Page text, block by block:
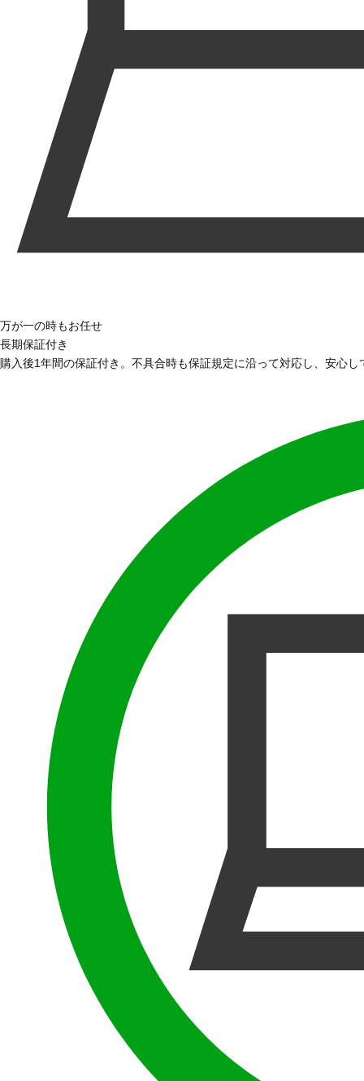
万が一の時もお任せ
長期保証付き
購入後1年間の保証付き。不具合時も保証規定に沿って対応し、安心